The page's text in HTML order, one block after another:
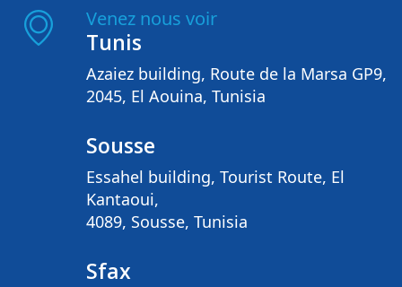
Venez nous voir
Tunis
Azaiez building, Route de la Marsa GP9,
2045, El Aouina, Tunisia
Sousse
Essahel building, Tourist Route, El
Kantaoui,
4089, Sousse, Tunisia
Sfax